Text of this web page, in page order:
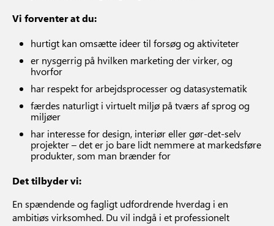
Vi forventer at du:
hurtigt kan omsætte ideer til forsøg og aktiviteter
er nysgerrig på hvilken marketing der virker, og
hvorfor
har respekt for arbejdsprocesser og datasystematik
færdes naturligt i virtuelt miljø på tværs af sprog og
miljøer
har interesse for design, interiør eller gør-det-selv
projekter – det er jo bare lidt nemmere at markedsføre
produkter, som man brænder for
Det tilbyder vi:
En spændende og fagligt udfordrende hverdag i en
ambitiøs virksomhed. Du vil indgå i et professionelt